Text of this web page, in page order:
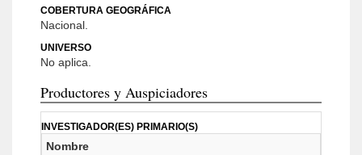
COBERTURA GEOGRÁFICA
Nacional.
UNIVERSO
No aplica.
Productores y Auspiciadores
INVESTIGADOR(ES) PRIMARIO(S)
Nombre